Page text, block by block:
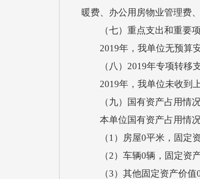
暖费、办公用房物业管理费
（七）重点支出和重要项
2019年，我单位无预算安
（八）2019年专项转移
2019年，我单位未收到上
（九）国有资产占用情
本单位国有资产占用情况
（1）房屋0平米，固定资
（2）车辆0辆，固定资产
（3）其他固定资产价值0